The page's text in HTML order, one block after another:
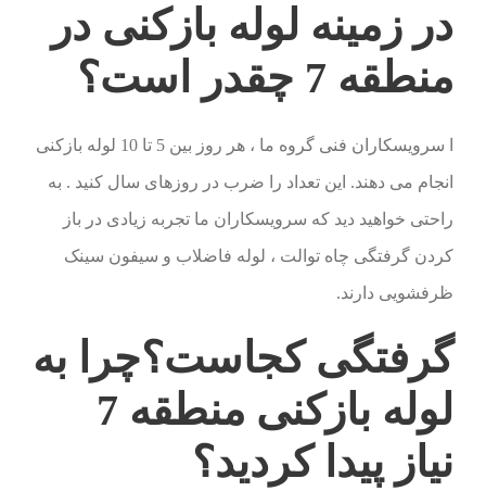
در زمینه لوله بازکنی در
منطقه 7 چقدر است؟
ا سرویسکاران فنی گروه ما ، هر روز بین 5 تا 10 لوله بازکنی
انجام می دهند. این تعداد را ضرب در روزهای سال کنید . به
راحتی خواهید دید که سرویسکاران ما تجربه زیادی در باز
کردن گرفتگی چاه توالت ، لوله فاضلاب و سیفون سینک
ظرفشویی دارند.
گرفتگی کجاست؟چرا به
لوله بازکنی منطقه 7
نیاز پیدا کردید؟